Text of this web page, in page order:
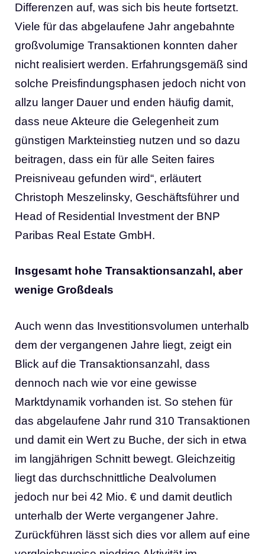
Differenzen auf, was sich bis heute fortsetzt.
Viele für das abgelaufene Jahr angebahnte
großvolumige Transaktionen konnten daher
nicht realisiert werden. Erfahrungsgemäß sind
solche Preisfindungsphasen jedoch nicht von
allzu langer Dauer und enden häufig damit,
dass neue Akteure die Gelegenheit zum
günstigen Markteinstieg nutzen und so dazu
beitragen, dass ein für alle Seiten faires
Preisniveau gefunden wird“, erläutert
Christoph Meszelinsky, Geschäftsführer und
Head of Residential Investment der BNP
Paribas Real Estate GmbH.
Insgesamt hohe Transaktionsanzahl, aber
wenige Großdeals
Auch wenn das Investitionsvolumen unterhalb
dem der vergangenen Jahre liegt, zeigt ein
Blick auf die Transaktionsanzahl, dass
dennoch nach wie vor eine gewisse
Marktdynamik vorhanden ist. So stehen für
das abgelaufene Jahr rund 310 Transaktionen
und damit ein Wert zu Buche, der sich in etwa
im langjährigen Schnitt bewegt. Gleichzeitig
liegt das durchschnittliche Dealvolumen
jedoch nur bei 42 Mio. € und damit deutlich
unterhalb der Werte vergangener Jahre.
Zurückführen lässt sich dies vor allem auf eine